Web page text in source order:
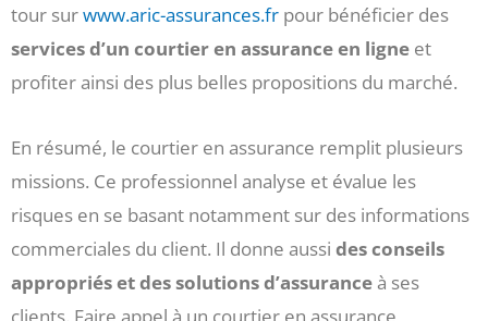
tour surwww.aric-assurances.fr pour bénéficier des
services d’un courtier en assurance en ligne et
profiter ainsi des plus belles propositions du marché.
En résumé, le courtier en assurance remplit plusieurs
missions. Ce professionnel analyse et évalue les
risques en se basant notamment sur des informations
commerciales du client. Il donne aussi des conseils
appropriés et des solutions d’assuranceà ses